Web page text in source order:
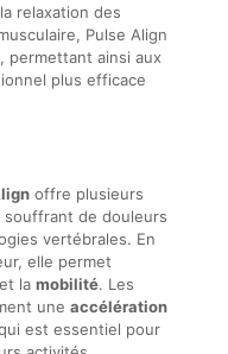
relaxation des
Pulse Align
permettant ainsi aux
plus efficace
offre plusieurs
souffrant de douleurs
vertébrales. En
elle permet
la mobilité. Les
une accélération
est essentiel pour